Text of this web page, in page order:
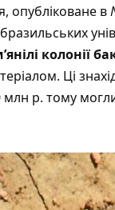
опубліковане в
колонії
Ці
млн р. тому